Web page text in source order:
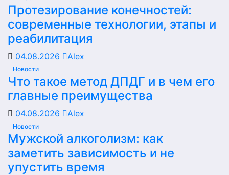
Протезирование конечностей:
современные технологии, этапы и
реабилитация
04.08.2026 Alex
Новости
Что такое метод ДПДГ и в чем его
главные преимущества
04.08.2026 Alex
Новости
Мужской алкоголизм: как
заметить зависимость и не
упустить время